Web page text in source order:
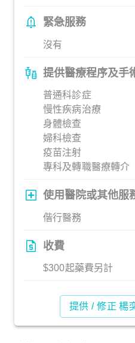
緊急服務
沒有
提供醫療程序及手
普通科診症
慢性疾病治療
身體檢查
婦科檢查
疫苗注射
專科及轉職醫療轉介
使用醫院或其他服
偕行醫務
收費
$300起藥費另計
提供 / 修正 楊